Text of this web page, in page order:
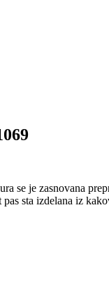
se je zasnovana
sta izdelana iz